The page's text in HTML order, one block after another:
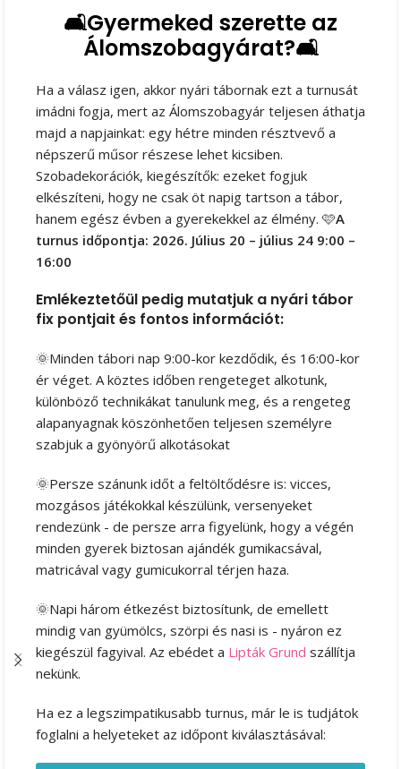
🛋️Gyermeked szerette az
Álomszobagyárat?🛋️
Ha a válasz igen, akkor nyári tábornak ezt a turnusát
imádni fogja, mert az Álomszobagyár teljesen áthatja
majd a napjainkat: egy hétre minden résztvevő a
népszerű műsor részese lehet kicsiben.
Szobadekorációk, kiegészítők: ezeket fogjuk
elkészíteni, hogy ne csak öt napig tartson a tábor,
hanem egész évben a gyerekekkel az élmény. 🩷A
turnus időpontja: 2026. Július 20 – július 24 9:00 –
16:00
Emlékeztetőül pedig mutatjuk a nyári tábor
fix pontjait és fontos információt:
🌞Minden tábori nap 9:00-kor kezdődik, és 16:00-kor
ér véget. A köztes időben rengeteget alkotunk,
különböző technikákat tanulunk meg, és a rengeteg
alapanyagnak köszönhetően teljesen személyre
szabjuk a gyönyörű alkotásokat
🌞Persze szánunk időt a feltöltődésre is: vicces,
mozgásos játékokkal készülünk, versenyeket
rendezünk - de persze arra figyelünk, hogy a végén
minden gyerek biztosan ajándék gumikacsával,
matricával vagy gumicukorral térjen haza.
🌞Napi három étkezést biztosítunk, de emellett
mindig van gyümölcs, szörpi és nasi is - nyáron ez
kiegészül fagyival. Az ebédet a Lipták Grund szállítja
nekünk.
Ha ez a legszimpatikusabb turnus, már le is tudjátok
foglalni a helyeteket az időpont kiválasztásával: